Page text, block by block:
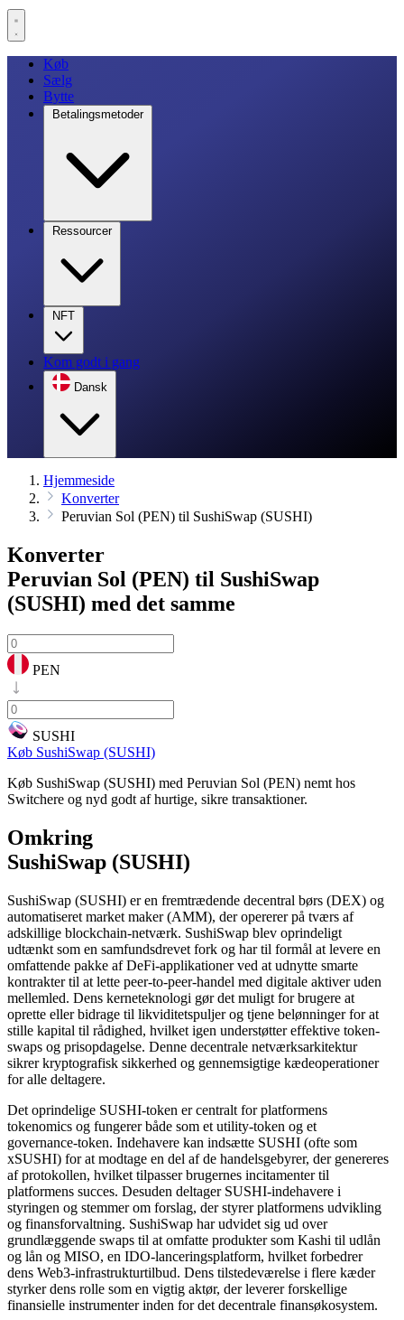
Køb
Sælg
Bytte
Betalingsmetoder
Ressourcer
NFT
Kom godt i gang
Dansk
Hjemmeside
Konverter
Peruvian Sol (PEN) til SushiSwap (SUSHI)
Konverter
Peruvian Sol (PEN) til SushiSwap
(SUSHI) med det samme
PEN
SUSHI
Køb SushiSwap (SUSHI)
Køb SushiSwap (SUSHI) med Peruvian Sol (PEN) nemt hos
Switchere og nyd godt af hurtige, sikre transaktioner.
Omkring
SushiSwap (SUSHI)
SushiSwap (SUSHI) er en fremtrædende decentral børs (DEX) og
automatiseret market maker (AMM), der opererer på tværs af
adskillige blockchain-netværk. SushiSwap blev oprindeligt
udtænkt som en samfundsdrevet fork og har til formål at levere en
omfattende pakke af DeFi-applikationer ved at udnytte smarte
kontrakter til at lette peer-to-peer-handel med digitale aktiver uden
mellemled. Dens kerneteknologi gør det muligt for brugere at
oprette eller bidrage til likviditetspuljer og tjene belønninger for at
stille kapital til rådighed, hvilket igen understøtter effektive token-
swaps og prisopdagelse. Denne decentrale netværksarkitektur
sikrer kryptografisk sikkerhed og gennemsigtige kædeoperationer
for alle deltagere.
Det oprindelige SUSHI-token er centralt for platformens
tokenomics og fungerer både som et utility-token og et
governance-token. Indehavere kan indsætte SUSHI (ofte som
xSUSHI) for at modtage en del af de handelsgebyrer, der genereres
af protokollen, hvilket tilpasser brugernes incitamenter til
platformens succes. Desuden deltager SUSHI-indehavere i
styringen og stemmer om forslag, der styrer platformens udvikling
og finansforvaltning. SushiSwap har udvidet sig ud over
grundlæggende swaps til at omfatte produkter som Kashi til udlån
og lån og MISO, en IDO-lanceringsplatform, hvilket forbedrer
dens Web3-infrastrukturtilbud. Dens tilstedeværelse i flere kæder
styrker dens rolle som en vigtig aktør, der leverer forskellige
finansielle instrumenter inden for det decentrale finansøkosystem.